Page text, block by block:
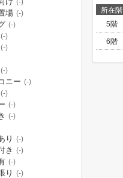
所在階
5階
6階
(-)
場 (-)
(-)
(-)
(-)
(-)
ニー (-)
(-)
(-)
(-)
り (-)
き (-)
(-)
り (-)